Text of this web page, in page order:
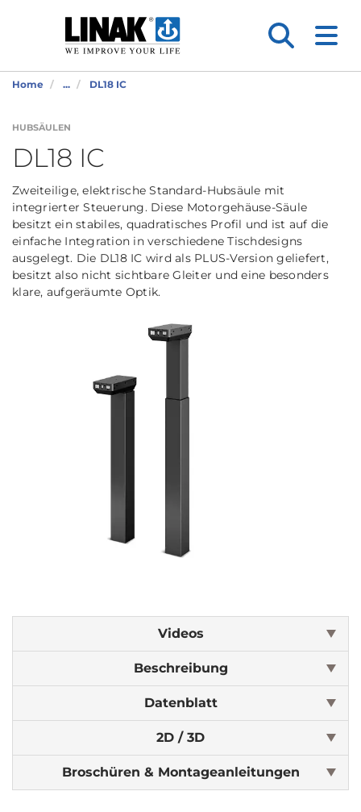
Home ... DL18 IC
HUBSÄULEN
DL18 IC
Zweiteilige, elektrische Standard-Hubsäule mit
integrierter Steuerung. Diese Motorgehäuse-Säule
besitzt ein stabiles, quadratisches Profil und ist auf die
einfache Integration in verschiedene Tischdesigns
ausgelegt. Die DL18 IC wird als PLUS-Version geliefert,
besitzt also nicht sichtbare Gleiter und eine besonders
klare, aufgeräumte Optik.
Videos
Beschreibung
Datenblatt
2D / 3D
Broschüren & Montageanleitungen